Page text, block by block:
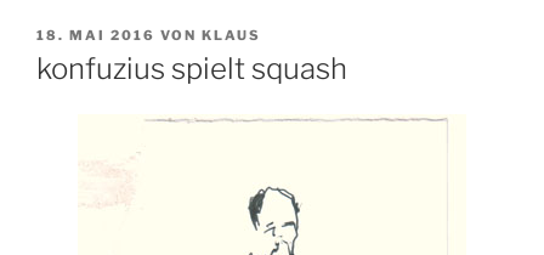
VERÖFFENTLICHT
AM
18. MAI 2016 VON KLAUS
konfuzius spielt squash